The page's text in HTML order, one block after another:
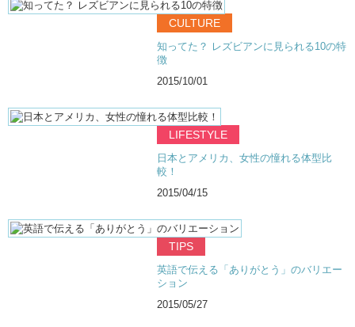
CULTURE
知ってた？ レズビアンに見られる10の特
徴
2015/10/01
LIFESTYLE
日本とアメリカ、女性の憧れる体型比
較！
2015/04/15
TIPS
英語で伝える「ありがとう」のバリエー
ション
2015/05/27